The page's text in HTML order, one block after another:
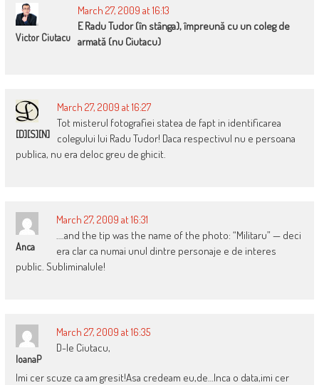
Victor Ciutacu
March 27, 2009 at 16:13
E Radu Tudor (în stânga), împreună cu un coleg de
armată (nu Ciutacu)
[D][S][N]
March 27, 2009 at 16:27
Tot misterul fotografiei statea de fapt in identificarea
colegului lui Radu Tudor! Daca respectivul nu e persoana
publica, nu era deloc greu de ghicit.
Anca
March 27, 2009 at 16:31
….and the tip was the name of the photo: “Militaru” — deci
era clar ca numai unul dintre personaje e de interes
public. Subliminalule!
IoanaP
March 27, 2009 at 16:35
D-le Ciutacu,
Imi cer scuze ca am gresit!Asa credeam eu,de…Inca o data,imi cer